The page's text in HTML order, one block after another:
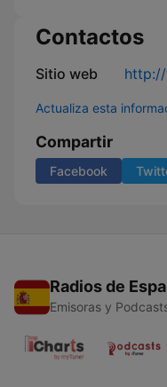
Contactos
Sitio web
Actualiza esta
Compartir
Facebook
Radios de
Emisoras y